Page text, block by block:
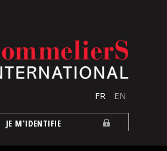
FR EN
JE M'IDENTIFIE